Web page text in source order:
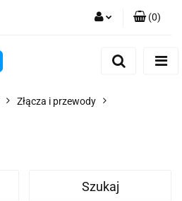
Dodaj zgłoszenie
(0)
Złącza i przewody
Szukaj